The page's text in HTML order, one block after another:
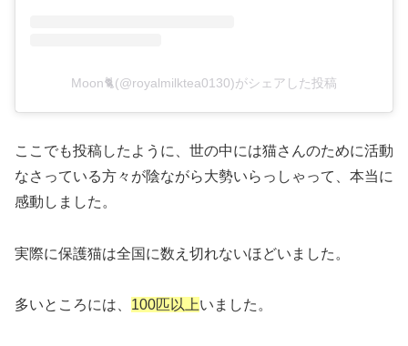
Moon🐈(@royalmilktea0130)がシェアした投稿
ここでも投稿したように、世の中には猫さんのために活動
なさっている方々が陰ながら大勢いらっしゃって、本当に
感動しました。
実際に保護猫は全国に数え切れないほどいました。
多いところには、 100匹以上いました。